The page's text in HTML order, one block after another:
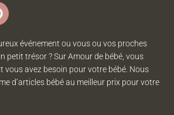
événement ou vous ou vos proches
petit trésor ? Sur Amour de bébé, vous
vous avez besoin pour votre bébé. Nous
d’articles bébé au meilleur prix pour votre